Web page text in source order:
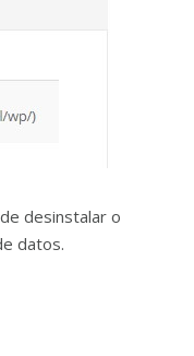
desinstalar o
datos.